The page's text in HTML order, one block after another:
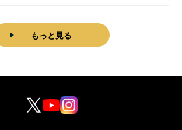
もっと見る